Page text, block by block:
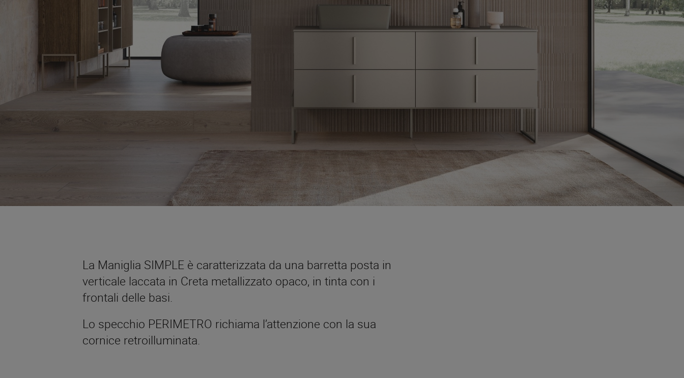
La Maniglia SIMPLE è caratterizzata da una barretta posta in
verticale laccata in Creta metallizzato opaco, in tinta con i
frontali delle basi.
Lo specchio PERIMETRO richiama l’attenzione con la sua
cornice retroilluminata.